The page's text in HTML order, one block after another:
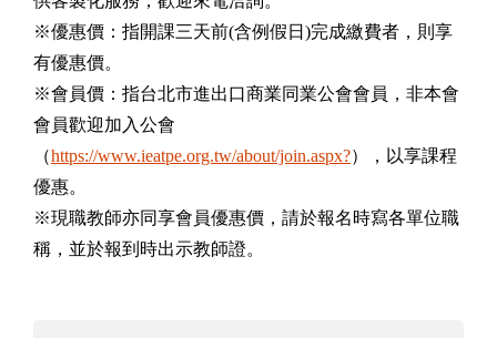
※優惠價：指開課三天前(含例假日)完成繳費者，則享
有優惠價。
※會員價：指台北市進出口商業同業公會會員，非本會
會員歡迎加入公會
（https://www.ieatpe.org.tw/about/join.aspx?），以享課程
優惠。
※現職教師亦同享會員優惠價，請於報名時寫各單位職
稱，並於報到時出示教師證。